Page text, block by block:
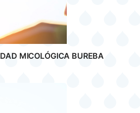
MICOLÓGICA BUREBA